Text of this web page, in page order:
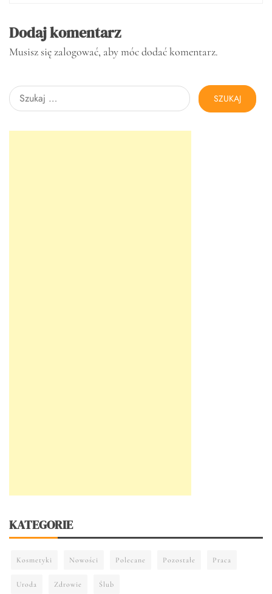
Dodaj komentarz
Musisz sięzalogować, aby móc dodać komentarz.
Szukaj:
KATEGORIE
Kosmetyki Nowości Polecane Pozostałe Praca
Uroda Zdrowie Ślub